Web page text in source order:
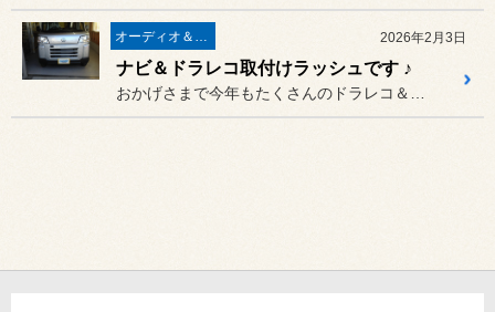
オーディオ＆ナビゲーション 2026年2月3日
ナビ＆ドラレコ取付けラッシュです ♪